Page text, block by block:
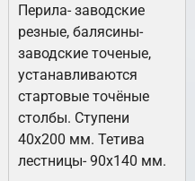
Перила- заводские
резные, балясины-
заводские точеные,
устанавливаются
стартовые точёные
столбы. Ступени
40х200 мм. Тетива
лестницы- 90х140 мм.